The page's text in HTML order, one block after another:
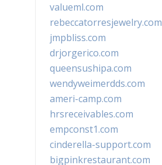
valueml.com
rebeccatorresjewelry.com
jmpbliss.com
drjorgerico.com
queensushipa.com
wendyweimerdds.com
ameri-camp.com
hrsreceivables.com
empconst1.com
cinderella-support.com
bigpinkrestaurant.com